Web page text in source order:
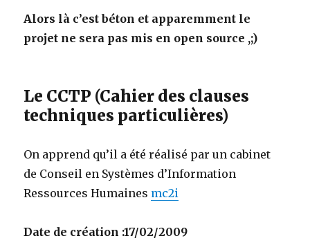
Alors là c’est béton et apparemment le
projet ne sera pas mis en open source ,;)
Le CCTP (Cahier des clauses
techniques particulières)
On apprend qu’il a été réalisé par un cabinet
de Conseil en Systèmes d’Information
Ressources Humaines mc2i
Date de création :17/02/2009